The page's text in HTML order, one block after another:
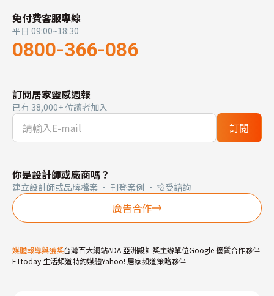
免付費客服專線
平日 09:00~18:30
0800-366-086
訂閱居家靈感週報
已有 38,000+ 位讀者加入
訂閱
你是設計師或廠商嗎？
建立設計師或品牌檔案 · 刊登案例 · 接受諮詢
廣告合作
媒體報導與獲獎台灣百大網站ADA 亞洲設計獎主辦單位Google 優質合作夥伴
ETtoday 生活頻道特約媒體Yahoo! 居家頻道策略夥伴